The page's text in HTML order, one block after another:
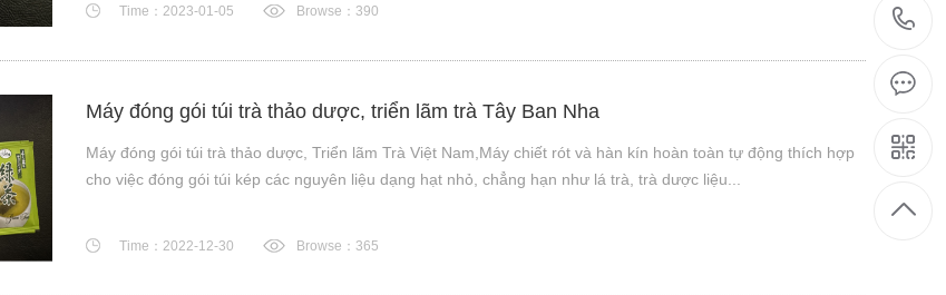
Time：2023-01-05 Browse：390
Máy đóng gói túi trà thảo dược, triển lãm trà Tây Ban Nha
Máy đóng gói túi trà thảo dược, Triển lãm Trà Việt Nam,Máy chiết rót và hàn kín hoàn toàn tự động thích hợp
cho việc đóng gói túi kép các nguyên liệu dạng hạt nhỏ, chẳng hạn như lá trà, trà dược liệu...
Time：2022-12-30 Browse：365